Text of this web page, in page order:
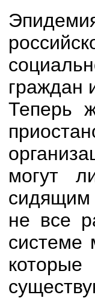
граждан
Теперь
могут
сидящим
не все
системе